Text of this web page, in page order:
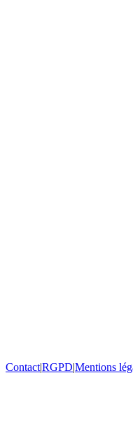
Contact|RGPD|Mentions